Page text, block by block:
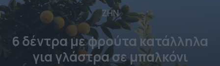
ΖΗΝ
6 δέντρα με φρούτα κατάλληλα
για γλάστρα σε μπαλκόνι